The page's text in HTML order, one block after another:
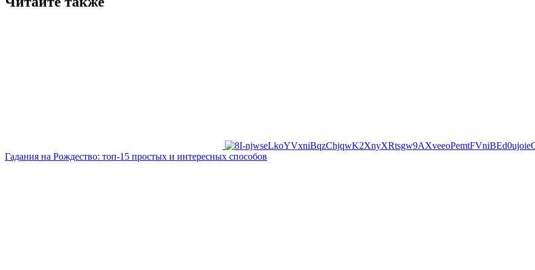
Гадания на Рождество: топ-15 простых и интересных способов